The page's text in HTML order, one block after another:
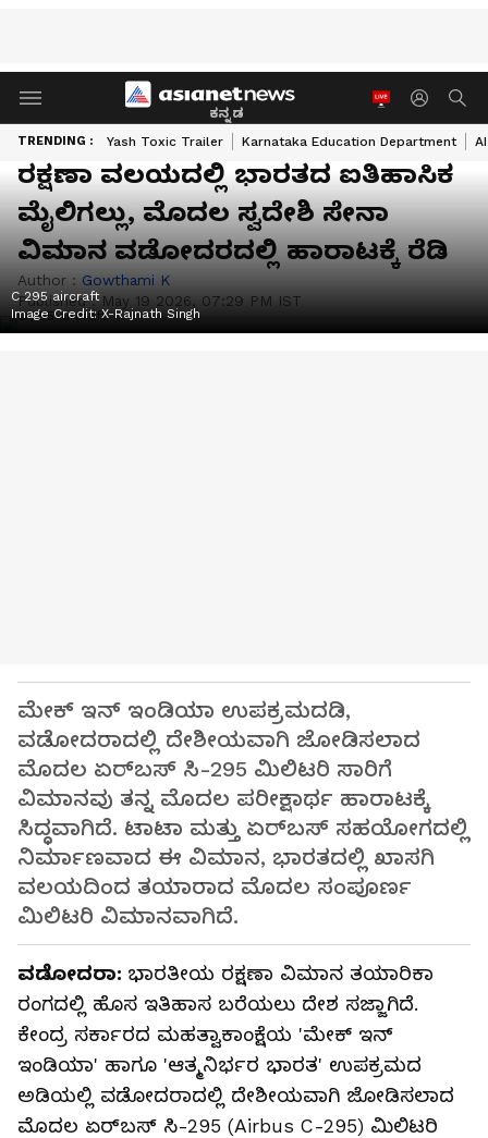
ಕನ್ನಡ
TRENDING : Yash Toxic Trailer Karnataka Education Department
ರಕ್ಷಣಾ ವಲಯದಲ್ಲಿ ಭಾರತದ ಐತಿಹಾಸಿಕ
ಮೈಲಿಗಲ್ಲು, ಮೊದಲ ಸ್ವದೇಶಿ ಸೇನಾ
ವಿಮಾನ ವಡೋದರದಲ್ಲಿ ಹಾರಾಟಕ್ಕೆ ರೆಡಿ
Author : Gowthami K
Published :May 19 2026, 07:29 PM IST
C 295 aircraft
Image Credit:X-Rajnath Singh
ಮೇಕ್ ಇನ್ ಇಂಡಿಯಾ ಉಪಕ್ರಮದಡಿ,
ವಡೋದರಾದಲ್ಲಿ ದೇಶೀಯವಾಗಿ ಜೋಡಿಸಲಾದ
ಮೊದಲ ಏರ್‌ಬಸ್ ಸಿ-295 ಮಿಲಿಟರಿ ಸಾರಿಗೆ
ವಿಮಾನವು ತನ್ನ ಮೊದಲ ಪರೀಕ್ಷಾರ್ಥ ಹಾರಾಟಕ್ಕೆ
ಸಿದ್ಧವಾಗಿದೆ. ಟಾಟಾ ಮತ್ತು ಏರ್‌ಬಸ್ ಸಹಯೋಗದಲ್ಲಿ
ನಿರ್ಮಾಣವಾದ ಈ ವಿಮಾನ, ಭಾರತದಲ್ಲಿ ಖಾಸಗಿ
ವಲಯದಿಂದ ತಯಾರಾದ ಮೊದಲ ಸಂಪೂರ್ಣ
ಮಿಲಿಟರಿ ವಿಮಾನವಾಗಿದೆ.
ವಡೋದರಾ: ಭಾರತೀಯ ರಕ್ಷಣಾ ವಿಮಾನ ತಯಾರಿಕಾ
ರಂಗದಲ್ಲಿ ಹೊಸ ಇತಿಹಾಸ ಬರೆಯಲು ದೇಶ ಸಜ್ಜಾಗಿದೆ.
ಕೇಂದ್ರ ಸರ್ಕಾರದ ಮಹತ್ವಾಕಾಂಕ್ಷೆಯ 'ಮೇಕ್ ಇನ್
ಇಂಡಿಯಾ' ಹಾಗೂ 'ಆತ್ಮನಿರ್ಭರ ಭಾರತ' ಉಪಕ್ರಮದ
ಅಡಿಯಲ್ಲಿ ವಡೋದರಾದಲ್ಲಿ ದೇಶೀಯವಾಗಿ ಜೋಡಿಸಲಾದ
ಮೊದಲ ಏರ್‌ಬಸ್ ಸಿ-295 (Airbus C-295) ಮಿಲಿಟರಿ